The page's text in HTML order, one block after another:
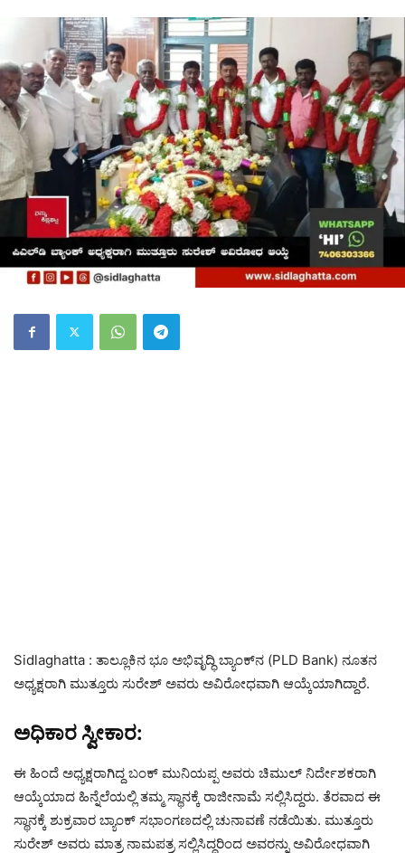
Sidlaghatta : ತಾಲ್ಲೂಕಿನ ಭೂ ಅಭಿವೃದ್ಧಿ ಬ್ಯಾಂಕ್‌ನ (PLD Bank) ನೂತನ
ಅಧ್ಯಕ್ಷರಾಗಿ ಮುತ್ತೂರು ಸುರೇಶ್ ಅವರು ಅವಿರೋಧವಾಗಿ ಆಯ್ಕೆಯಾಗಿದ್ದಾರೆ.
ಅಧಿಕಾರ ಸ್ವೀಕಾರ:
ಈ ಹಿಂದೆ ಅಧ್ಯಕ್ಷರಾಗಿದ್ದ ಬಂಕ್ ಮುನಿಯಪ್ಪ ಅವರು ಚಿಮುಲ್ ನಿರ್ದೇಶಕರಾಗಿ
ಆಯ್ಕೆಯಾದ ಹಿನ್ನೆಲೆಯಲ್ಲಿ ತಮ್ಮ ಸ್ಥಾನಕ್ಕೆ ರಾಜೀನಾಮೆ ಸಲ್ಲಿಸಿದ್ದರು. ತೆರವಾದ ಈ
ಸ್ಥಾನಕ್ಕೆ ಶುಕ್ರವಾರ ಬ್ಯಾಂಕ್ ಸಭಾಂಗಣದಲ್ಲಿ ಚುನಾವಣೆ ನಡೆಯಿತು. ಮುತ್ತೂರು
ಸುರೇಶ್ ಅವರು ಮಾತ್ರ ನಾಮಪತ್ರ ಸಲ್ಲಿಸಿದ್ದರಿಂದ ಅವರನ್ನು ಅವಿರೋಧವಾಗಿ